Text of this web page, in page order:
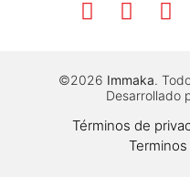
©2026 Immaka.
Desarrollado
Términos de